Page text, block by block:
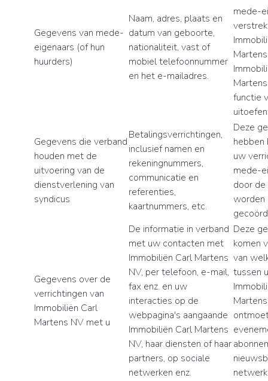
Gegevens van mede-
eigenaars (of hun
huurders)
Naam, adres, plaats en
datum van geboorte,
nationaliteit, vast of
mobiel telefoonnummer
en het e-mailadres.
mede-
functie
Gegevens die verband
houden met de
uitvoering van de
dienstverlening van
syndicus
Betalingsverrichtingen,
inclusief namen en
rekeningnummers,
communicatie en
referenties,
kaartnummers, etc.
Deze
hebben
uw
mede-
door
worden
Gegevens over de
verrichtingen van
Immobiliën Carl
Martens NV met u
De informatie in verband
met uw contacten met
Immobiliën Carl Martens
NV, per telefoon, e-mail,
fax enz. en uw
interacties op de
webpagina's aangaande
Immobiliën Carl Martens
NV, haar diensten of haar
partners, op sociale
netwerken enz.
Deze
komen
van
tussen